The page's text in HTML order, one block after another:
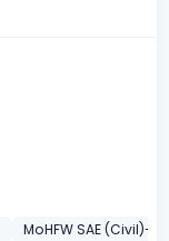
MoHFW SAE (Civil)-